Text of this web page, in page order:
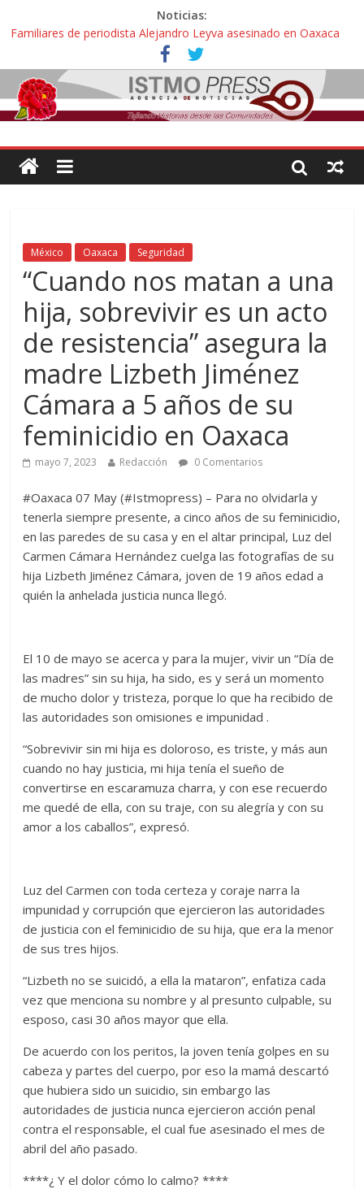
Noticias:
Familiares de periodista Alejandro Leyva asesinado en Oaxaca
protestan y exigen justicia en desfile de delegaciones
Alertan pescadores de Juchitán, Oaxaca de nuevo despojo de su
territorio para construir un parque eólico
Pescadores y comuneros ikoots detienen la extracción ilegal de
material pétreo de gravera Oyamel
ahora pescadores de Salinas del Marqués denuncian daños de
Pemex
México Oaxaca Seguridad
“Cuando nos matan a una
hija, sobrevivir es un acto
de resistencia” asegura la
madre Lizbeth Jiménez
Cámara a 5 años de su
feminicidio en Oaxaca
mayo 7, 2023 Redacción 0 Comentarios
#Oaxaca 07 May (#Istmopress) – Para no olvidarla y
tenerla siempre presente, a cinco años de su feminicidio,
en las paredes de su casa y en el altar principal, Luz del
Carmen Cámara Hernández cuelga las fotografías de su
hija Lizbeth Jiménez Cámara, joven de 19 años edad a
quién la anhelada justicia nunca llegó.
El 10 de mayo se acerca y para la mujer, vivir un “Día de
las madres” sin su hija, ha sido, es y será un momento
de mucho dolor y tristeza, porque lo que ha recibido de
las autoridades son omisiones e impunidad .
“Sobrevivir sin mi hija es doloroso, es triste, y más aun
cuando no hay justicia, mi hija tenía el sueño de
convertirse en escaramuza charra, y con ese recuerdo
me quedé de ella, con su traje, con su alegría y con su
amor a los caballos”, expresó.
Luz del Carmen con toda certeza y coraje narra la
impunidad y corrupción que ejercieron las autoridades
de justicia con el feminicidio de su hija, que era la menor
de sus tres hijos.
“Lizbeth no se suicidó, a ella la mataron”, enfatiza cada
vez que menciona su nombre y al presunto culpable, su
esposo, casi 30 años mayor que ella.
De acuerdo con los peritos, la joven tenía golpes en su
cabeza y partes del cuerpo, por eso la mamá descartó
que hubiera sido un suicidio, sin embargo las
autoridades de justicia nunca ejercieron acción penal
contra el responsable, el cual fue asesinado el mes de
abril del año pasado.
****¿ Y el dolor cómo lo calmo? ****